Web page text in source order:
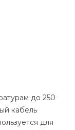
до 250
кабель
для